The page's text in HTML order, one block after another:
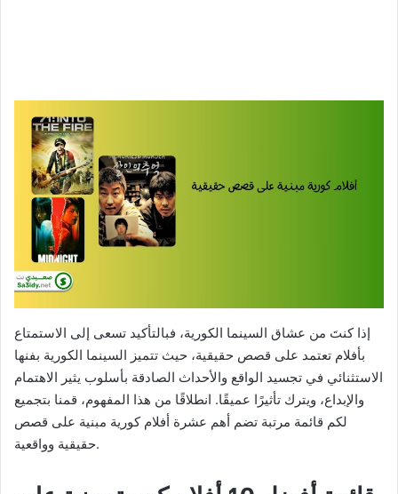
إذا كنتَ من عشاق السينما الكورية، فبالتأكيد تسعى إلى الاستمتاع
بأفلام تعتمد على قصص حقيقية، حيث تتميز السينما الكورية بفنها
الاستثنائي في تجسيد الواقع والأحداث الصادقة بأسلوب يثير الاهتمام
والإبداع، ويترك تأثيرًا عميقًا. انطلاقًا من هذا المفهوم، قمنا بتجميع
لكم قائمة مرتبة تضم أهم عشرة أفلام كورية مبنية على قصص
حقيقية وواقعية.